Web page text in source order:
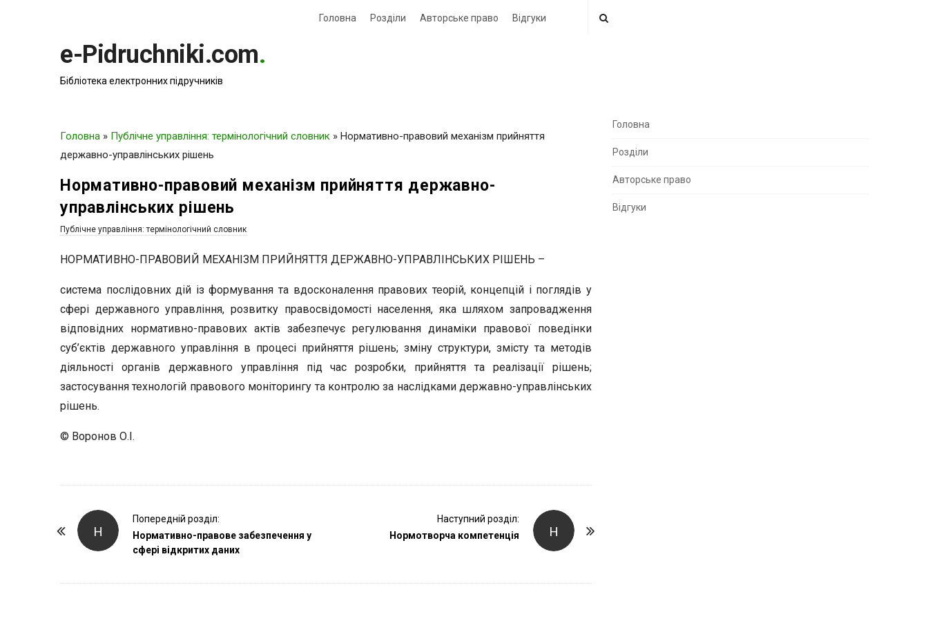
Головна Розділи Авторське право Відгуки
e-Pidruchniki.com.
Бібліотека електронних підручників
Головна » Публічне управління: термінологічний словник » Нормативно-правовий механізм прийняття
державно-управлінських рішень
Нормативно-правовий механізм прийняття державно-
управлінських рішень
Публічне управління: термінологічний словник
НОРМАТИВНО-ПРАВОВИЙ МЕХАНІЗМ ПРИЙНЯТТЯ ДЕРЖАВНО-УПРАВЛІНСЬКИХ РІШЕНЬ –
система послідовних дій із формування та вдосконалення правових теорій, концепцій і поглядів у
сфері державного управління, розвитку правосвідомості населення, яка шляхом запровадження
відповідних нормативно-правових актів забезпечує регулювання динаміки правової поведінки
суб’єктів державного управління в процесі прийняття рішень; зміну структури, змісту та методів
діяльності органів державного управління під час розробки, прийняття та реалізації рішень;
застосування технологій правового моніторингу та контролю за наслідками державно-управлінських
рішень.
© Воронов О.І.
Н
Попередній розділ:
Нормативно-правове забезпечення у
сфері відкритих даних
Н
Наступний розділ:
Нормотворча компетенція
S
e
S
Головна
Розділи
Авторське право
Відгуки